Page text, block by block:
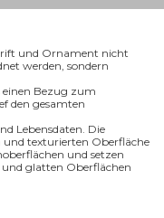
und Ornament nicht
werden, sondern
einen Bezug zum
den gesamten
Lebensdaten. Die
texturierten Oberfläche
und setzen
und glatten Oberflächen